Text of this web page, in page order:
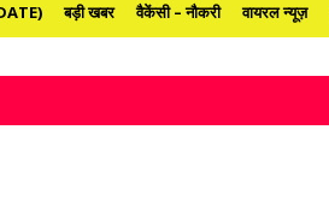
बड़ी खबर वैकेंसी – नौकरी वायरल न्यूज़